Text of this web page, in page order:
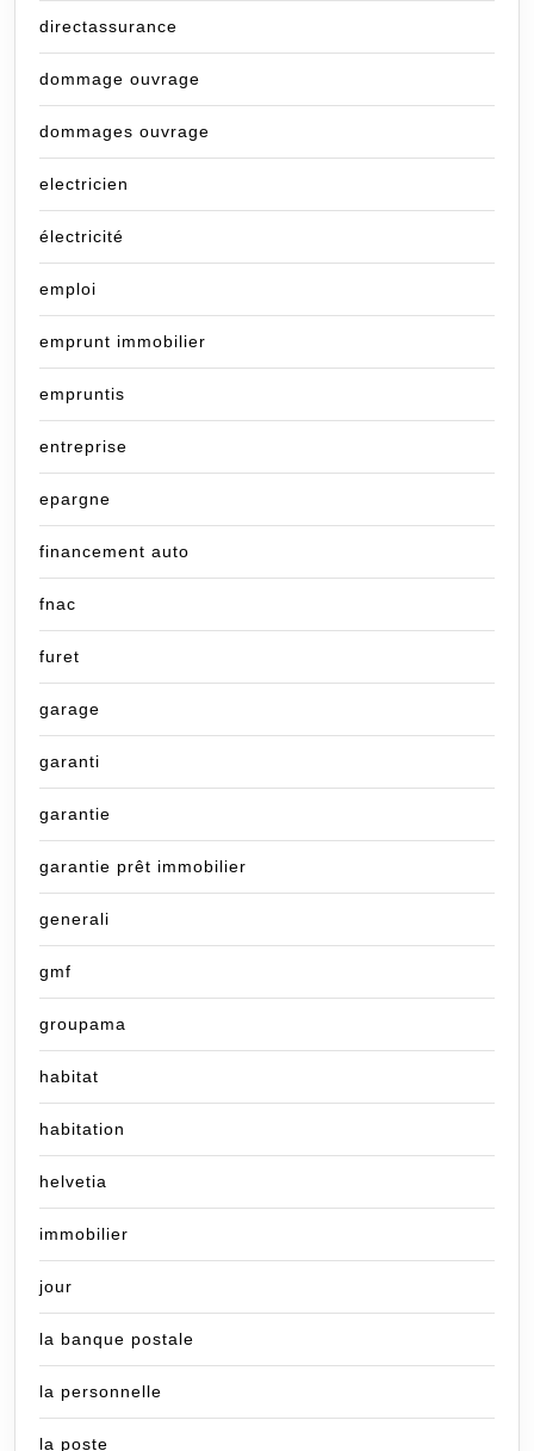
directassurance
dommage ouvrage
dommages ouvrage
electricien
électricité
emploi
emprunt immobilier
empruntis
entreprise
epargne
financement auto
fnac
furet
garage
garanti
garantie
garantie prêt immobilier
generali
gmf
groupama
habitat
habitation
helvetia
immobilier
jour
la banque postale
la personnelle
la poste